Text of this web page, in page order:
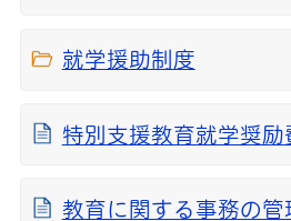
就学援助制度
特別支援教育就学奨励
教育に関する事務の